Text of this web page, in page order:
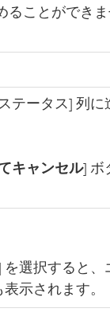
ることができ
テータス] 列に
キャンセル] ボ
を選択すると、
示されます。